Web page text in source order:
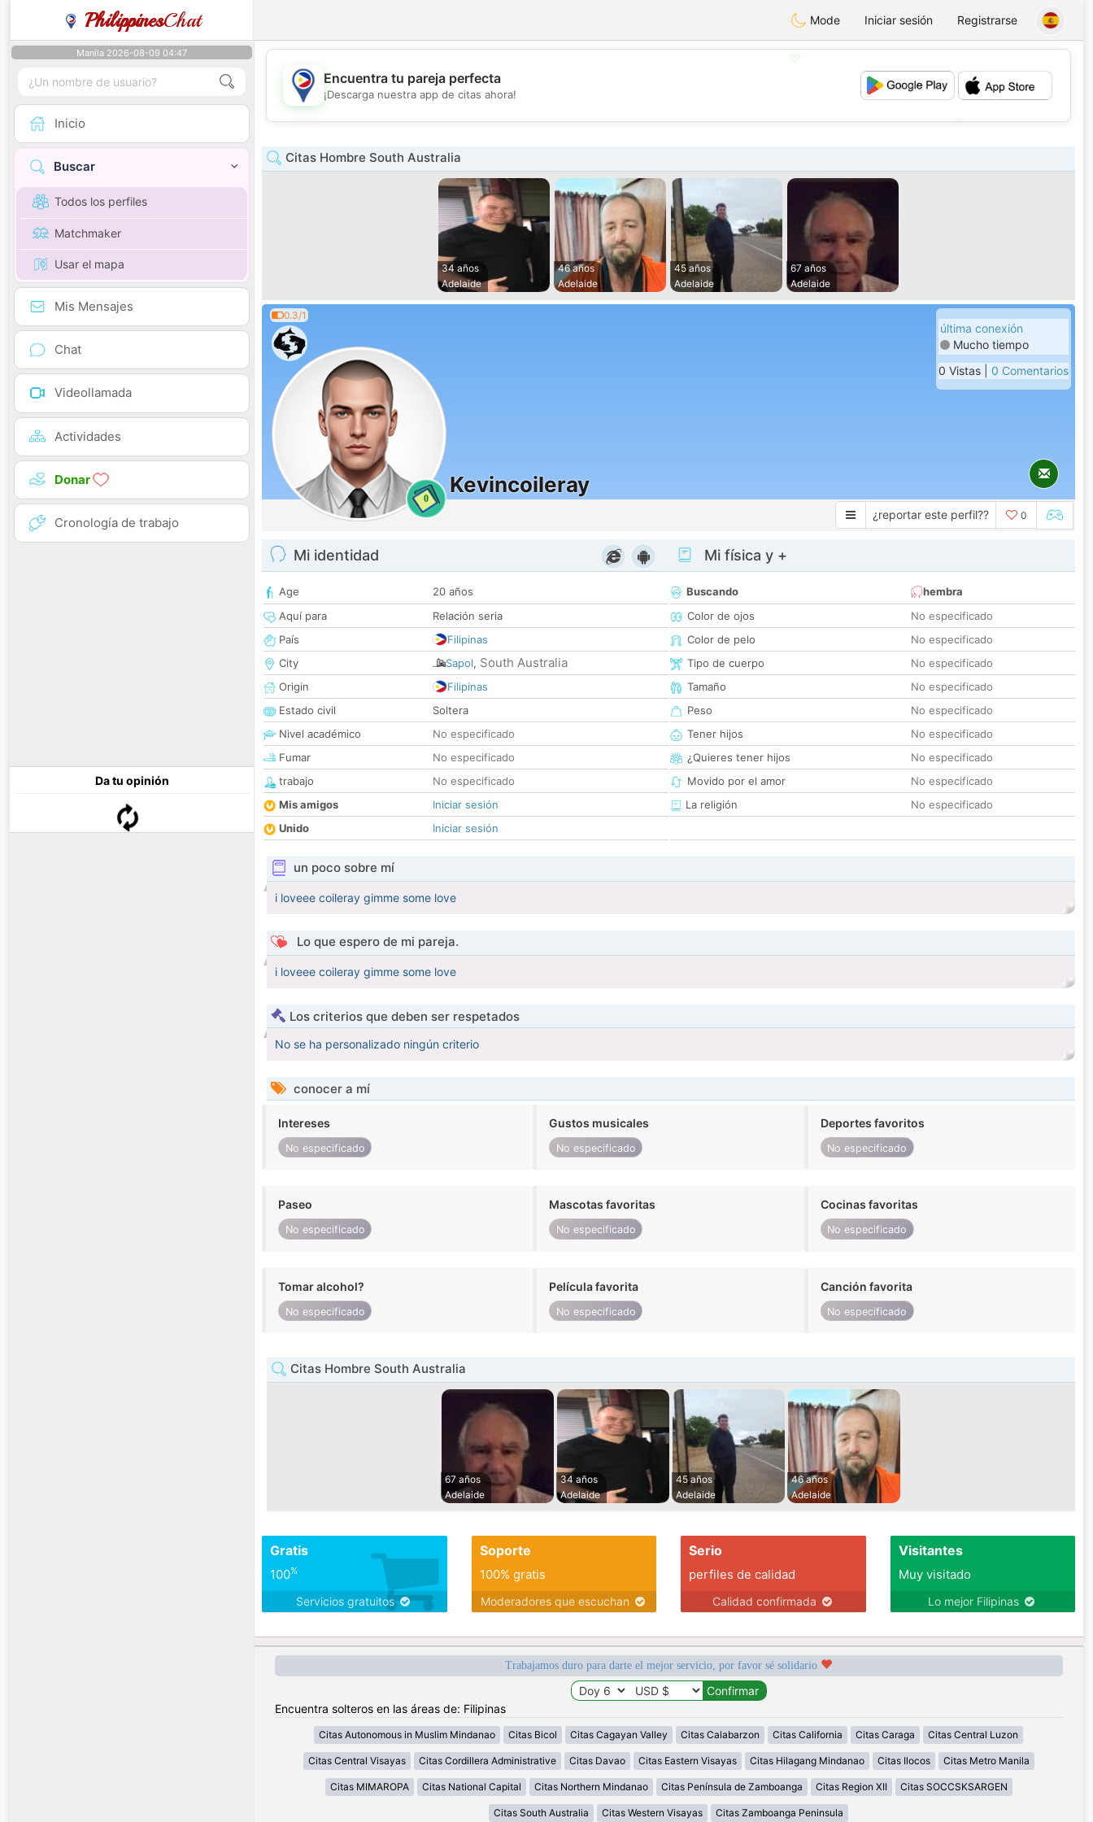
PhilippinesChat Mode Iniciar sesión Registrarse
Manila 2026-08-09 04:47
Inicio
Buscar
Todos los perfiles
Matchmaker
Usar el mapa
Mis Mensajes
Chat
Videollamada
Actividades
Donar
Cronología de trabajo
Da tu opinión
💖
💕
Encuentra tu pareja perfecta
¡Descarga nuestra app de citas ahora!
Citas Hombre South Australia
34 años
Adelaide
46 años
Adelaide
45 años
Adelaide
67 años
Adelaide
0.3/1
0
Kevincoileray
última conexión
Mucho tiempo
0 Vistas | 0 Comentarios
¿reportar este perfil?? 0
Mi identidad
Age
20 años
Aquí para
Relación seria
País
Filipinas
City
Sapol, South Australia
Origin
Filipinas
Estado civil
Soltera
Nivel académico
No especificado
Fumar
No especificado
trabajo
No especificado
Mis amigos
Iniciar sesión
Unido
Iniciar sesión
Mi física y +
Buscando
hembra
Color de ojos
No especificado
Color de pelo
No especificado
Tipo de cuerpo
No especificado
Tamaño
No especificado
Peso
No especificado
Tener hijos
No especificado
¿Quieres tener hijos
No especificado
Movido por el amor
No especificado
La religión
No especificado
un poco sobre mí
i loveee coileray gimme some love
Lo que espero de mi pareja.
i loveee coileray gimme some love
Los criterios que deben ser respetados
No se ha personalizado ningún criterio
conocer a mí
Intereses
No especificado
Gustos musicales
No especificado
Deportes favoritos
No especificado
Paseo
No especificado
Mascotas favoritas
No especificado
Cocinas favoritas
No especificado
Tomar alcohol?
No especificado
Película favorita
No especificado
Canción favorita
No especificado
Citas Hombre South Australia
67 años
Adelaide
34 años
Adelaide
45 años
Adelaide
46 años
Adelaide
Gratis
100%
Servicios gratuitos
Soporte
100% gratis
Moderadores que escuchan
Serio
perfiles de calidad
Calidad confirmada
Visitantes
Muy visitado
Lo mejor Filipinas
Trabajamos duro para darte el mejor servicio, por favor sé solidario
Encuentra solteros en las áreas de: Filipinas
Citas Autonomous in Muslim Mindanao Citas Bicol Citas Cagayan Valley Citas Calabarzon Citas California Citas Caraga Citas Central Luzon
Citas Central Visayas Citas Cordillera Administrative Citas Davao Citas Eastern Visayas Citas Hilagang Mindanao Citas Ilocos Citas Metro Manila
Citas MIMAROPA Citas National Capital Citas Northern Mindanao Citas Península de Zamboanga Citas Region XII Citas SOCCSKSARGEN
Citas South Australia Citas Western Visayas Citas Zamboanga Peninsula